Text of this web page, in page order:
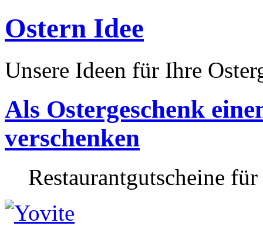
Ostern Idee
Unsere Ideen für Ihre
Als Ostergeschenk
verschenken
Restaurantgutscheine